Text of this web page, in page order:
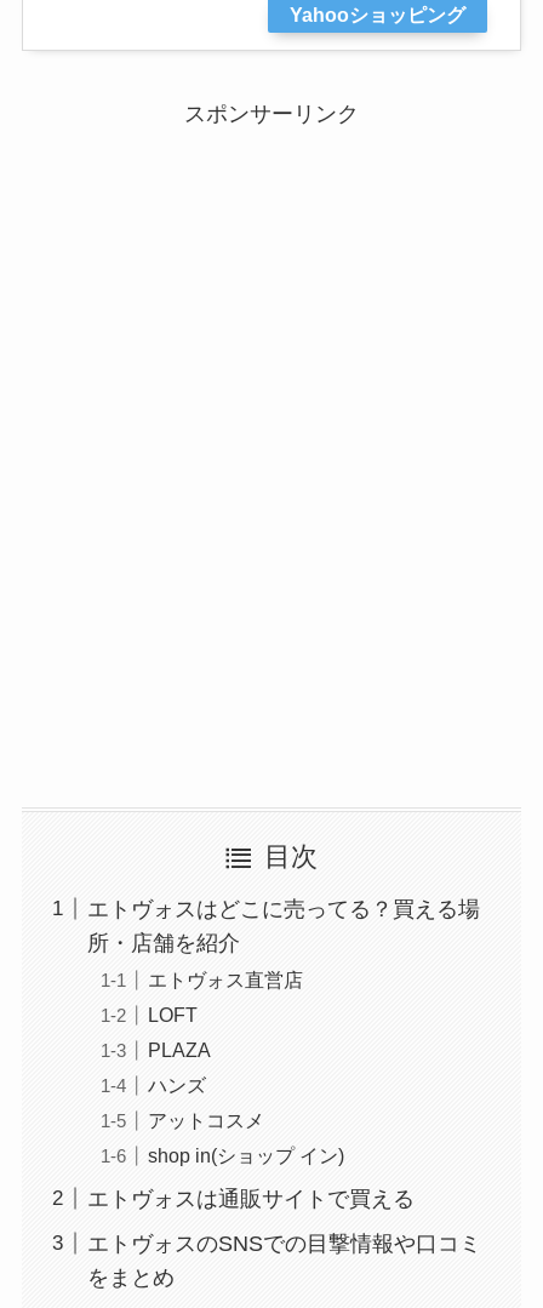
Yahooショッピング
スポンサーリンク
目次
エトヴォスはどこに売ってる？買える場
所・店舗を紹介
エトヴォス直営店
LOFT
PLAZA
ハンズ
アットコスメ
shop in(ショップ イン)
エトヴォスは通販サイトで買える
エトヴォスのSNSでの目撃情報や口コミ
をまとめ